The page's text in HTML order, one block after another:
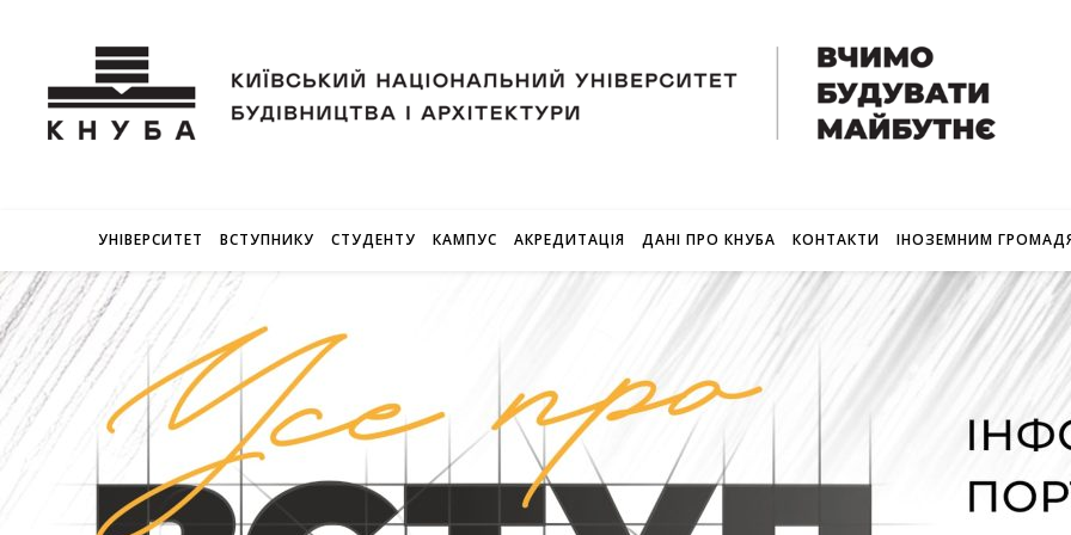
УНІВЕРСИТЕТ ВСТУПНИКУ СТУДЕНТУ КАМПУС АКРЕДИТАЦІЯ ДАНІ ПРО КНУБА КОНТАКТИ ІНОЗЕМНИМ